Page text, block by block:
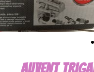
Auvent